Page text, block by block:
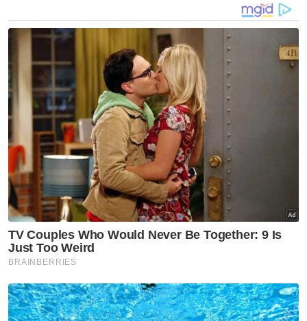
semangat Bulan Kemerdekaan ini," katanya
dalam satu kenyataan rakaman video pada
Ahad.
Jufitri berkata, penting untuk kerajaan libat
sertakan anak-anak muda sebagai platform